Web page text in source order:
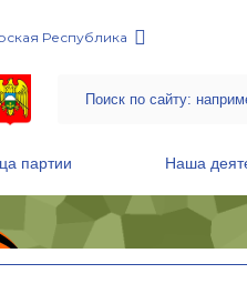
Республика
партии Наша